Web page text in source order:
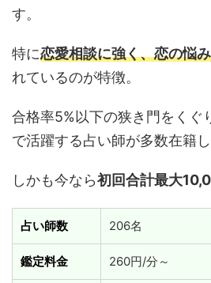
す。
特に恋愛相談に強く、恋の悩
れているのが特徴。
合格率5%以下の狭き門をくぐ
で活躍する占い師が多数在籍し
しかも今なら初回合計最大
占い師数 206名
鑑定料金 260円/分～